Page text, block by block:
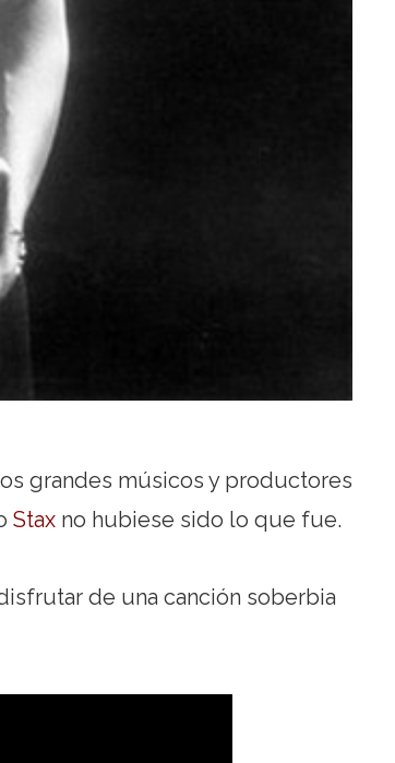
grandes músicos y productores
Stax no hubiese sido lo que fue.
de una canción soberbia